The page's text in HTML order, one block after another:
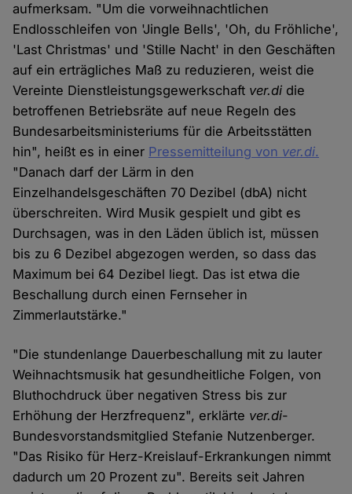
aufmerksam. "Um die vorweihnachtlichen
Endlosschleifen von 'Jingle Bells', 'Oh, du Fröhliche',
'Last Christmas' und 'Stille Nacht' in den Geschäften
auf ein erträgliches Maß zu reduzieren, weist die
Vereinte Dienstleistungsgewerkschaft ver.di die
betroffenen Betriebsräte auf neue Regeln des
Bundesarbeitsministeriums für die Arbeitsstätten
hin", heißt es in einer Pressemitteilung von ver.di.
"Danach darf der Lärm in den
Einzelhandelsgeschäften 70 Dezibel (dbA) nicht
überschreiten. Wird Musik gespielt und gibt es
Durchsagen, was in den Läden üblich ist, müssen
bis zu 6 Dezibel abgezogen werden, so dass das
Maximum bei 64 Dezibel liegt. Das ist etwa die
Beschallung durch einen Fernseher in
Zimmerlautstärke."
"Die stundenlange Dauerbeschallung mit zu lauter
Weihnachtsmusik hat gesundheitliche Folgen, von
Bluthochdruck über negativen Stress bis zur
Erhöhung der Herzfrequenz", erklärte ver.di-
Bundesvorstandsmitglied Stefanie Nutzenberger.
"Das Risiko für Herz-Kreislauf-Erkrankungen nimmt
dadurch um 20 Prozent zu". Bereits seit Jahren